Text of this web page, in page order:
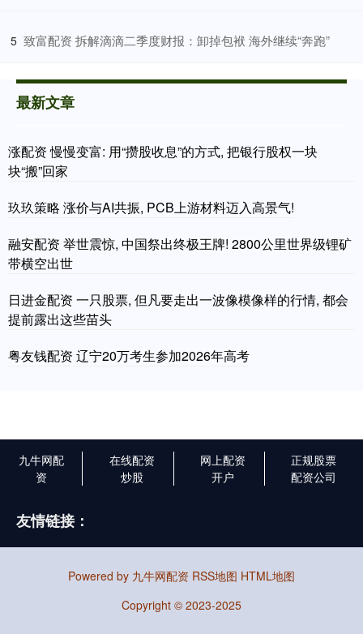
5 ​致富配资 拆解滴滴二季度财报：卸掉包袱 海外继续“奔跑”
最新文章
涨配资 慢慢变富: 用“攒股收息”的方式, 把银行股权一块
块“搬”回家
玖玖策略 涨价与AI共振, PCB上游材料迈入高景气!
融安配资 举世震惊, 中国祭出终极王牌! 2800公里世界级锂矿
带横空出世
日进金配资 一只股票, 但凡要走出一波像模像样的行情, 都会
提前露出这些苗头
粤友钱配资 辽宁20万考生参加2026年高考
九牛网配
资
在线配资
炒股
网上配资
开户
正规股票
配资公司
友情链接：
Powered by 九牛网配资 RSS地图 HTML地图
Copyright © 2023-2025